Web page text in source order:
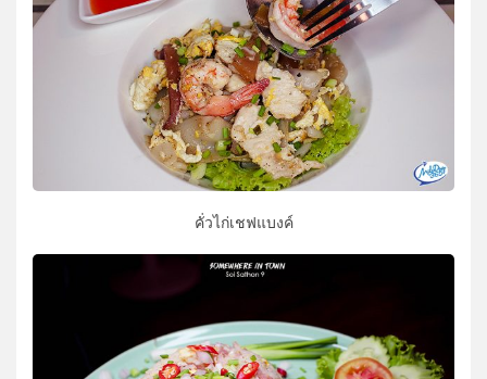
คั่วไก่เชฟแบงค์